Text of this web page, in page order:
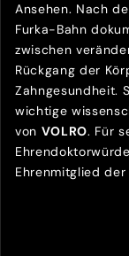
Ansehen. Nach
Furka-Bahn
zwischen
Rückgang der
Zahngesundheit.
wichtige
von VOLRO. Für
Ehrenmitglied